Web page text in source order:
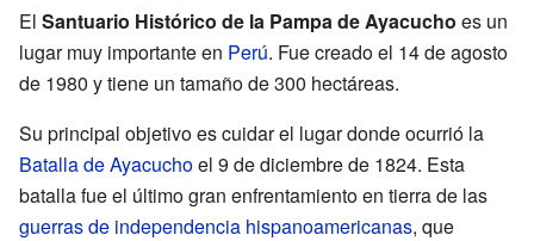
El Santuario Histórico de la Pampa de Ayacucho es un
lugar muy importante en Perú. Fue creado el 14 de agosto
de 1980 y tiene un tamaño de 300 hectáreas.
Su principal objetivo es cuidar el lugar donde ocurrió la
Batalla de Ayacuchoel 9 de diciembre de 1824. Esta
batalla fue el último gran enfrentamiento en tierra de las
guerras de independencia hispanoamericanas, que